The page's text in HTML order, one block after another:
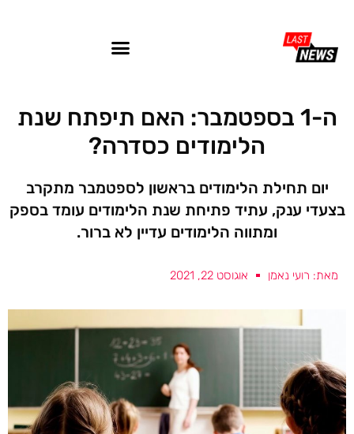
ה-1 בספטמבר: האם תיפתח שנת
הלימודים כסדרה?
יום תחילת הלימודים בראשון לספטמבר מתקרב
בצעדי ענק, עתיד פתיחת שנת הלימודים עומד בספק
ומתווה הלימודים עדיין לא ברור.
מאת: רועי נאמן אוגוסט 22, 2021